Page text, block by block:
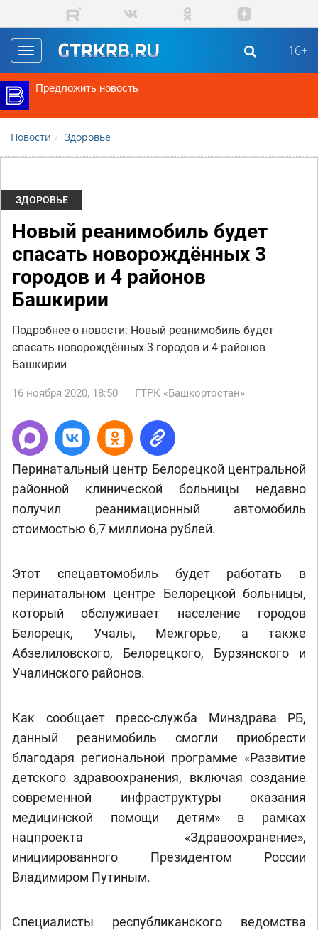
Перейти к основному содержанию
Toggle
navigation
16+
Предложить новость
Новости Здоровье
ЗДОРОВЬЕ
Новый реанимобиль будет
спасать новорождённых 3
городов и 4 районов
Башкирии
Подробнее о новости: Новый реанимобиль будет
спасать новорождённых 3 городов и 4 районов
Башкирии
16 ноября 2020, 18:50 ГТРК «Башкортостан»
Перинатальный центр Белорецкой центральной
районной клинической больницы недавно
получил реанимационный автомобиль
стоимостью 6,7 миллиона рублей.
Этот спецавтомобиль будет работать в
перинатальном центре Белорецкой больницы,
который обслуживает население городов
Белорецк, Учалы, Межгорье, а также
Абзелиловского, Белорецкого, Бурзянского и
Учалинского районов.
Как сообщает пресс-служба Минздрава РБ,
данный реанимобиль смогли приобрести
благодаря региональной программе «Развитие
детского здравоохранения, включая создание
современной инфраструктуры оказания
медицинской помощи детям» в рамках
нацпроекта «Здравоохранение»,
инициированного Президентом России
Владимиром Путиным.
Специалисты республиканского ведомства